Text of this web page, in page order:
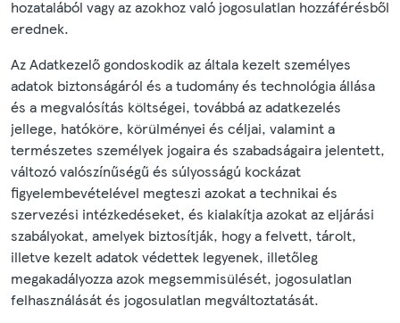
hozatalából vagy az azokhoz való jogosulatlan hozzáférésből
erednek.
Az Adatkezelő gondoskodik az általa kezelt személyes
adatok biztonságáról és a tudomány és technológia állása
és a megvalósítás költségei, továbbá az adatkezelés
jellege, hatóköre, körülményei és céljai, valamint a
természetes személyek jogaira és szabadságaira jelentett,
változó valószínűségű és súlyosságú kockázat
figyelembevételével megteszi azokat a technikai és
szervezési intézkedéseket, és kialakítja azokat az eljárási
szabályokat, amelyek biztosítják, hogy a felvett, tárolt,
illetve kezelt adatok védettek legyenek, illetőleg
megakadályozza azok megsemmisülését, jogosulatlan
felhasználását és jogosulatlan megváltoztatását.